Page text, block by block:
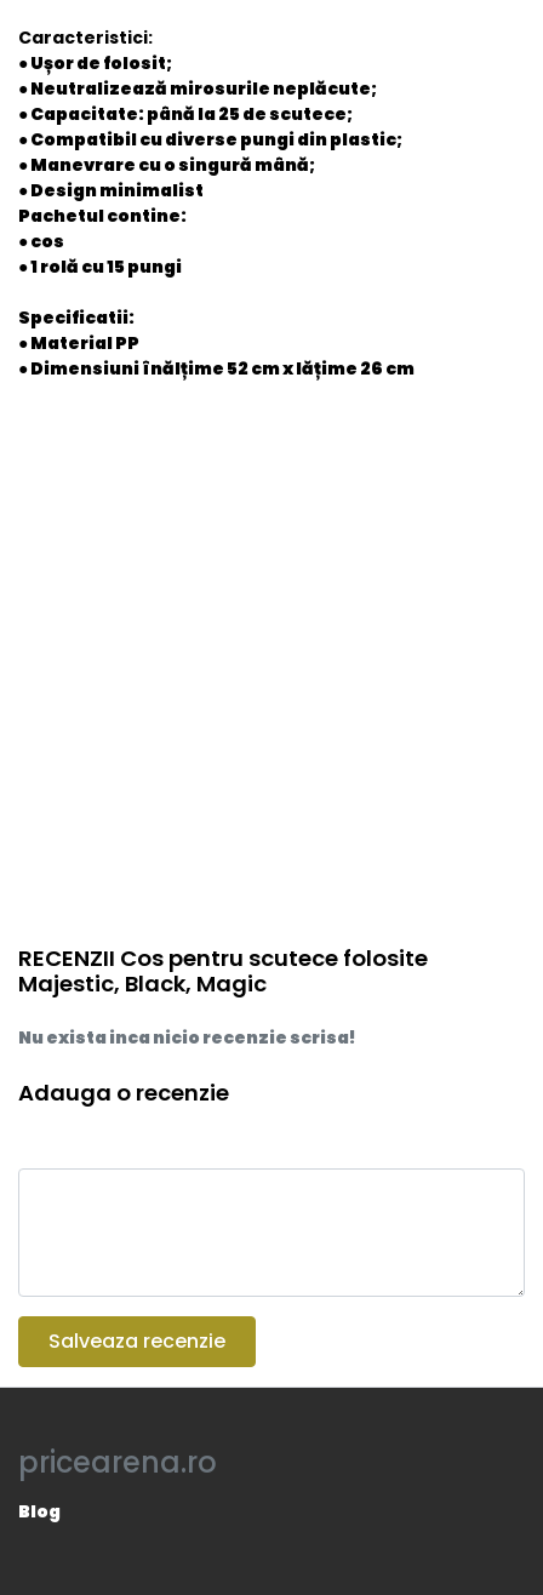
Caracteristici:
● Ușor de folosit;
● Neutralizează mirosurile neplăcute;
● Capacitate: până la 25 de scutece;
● Compatibil cu diverse pungi din plastic;
● Manevrare cu o singură mână;
● Design minimalist
Pachetul contine:
● cos
● 1 rolă cu 15 pungi
Specificatii:
● Material PP
● Dimensiuni înălțime 52 cm x lățime 26 cm
RECENZII Cos pentru scutece folosite
Majestic, Black, Magic
Nu exista inca nicio recenzie scrisa!
Adauga o recenzie
Salveaza recenzie
pricearena.ro
Blog